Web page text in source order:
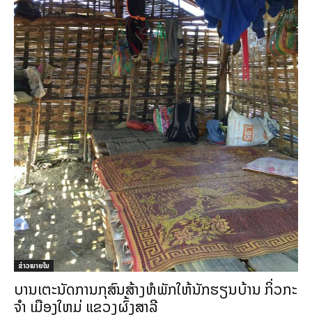
ຂ່າວພາຍ​ໃນ
ບານເຕະນັດການກຸສົນສ້າງຫໍພັກໃຫ້ນັກຮຽນບ້ານ ກິ່ວກະ
ຈໍາ ເມືອງໃຫມ່ ແຂວງຜົ້ງສາລີ